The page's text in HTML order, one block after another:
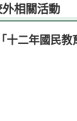
相關活動
「十二年國民